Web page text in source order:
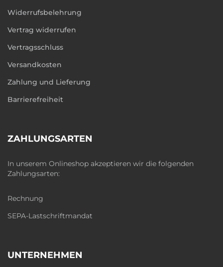
Widerrufsbelehrung
Vertrag widerrufen
Vertragsschluss
Versandkosten
Zahlung und Lieferung
Barrierefreiheit
ZAHLUNGSARTEN
In unserem Onlineshop akzeptieren wir die folgenden
Zahlungsarten:
Rechnung
SEPA-Lastschriftmandat
UNTERNEHMEN